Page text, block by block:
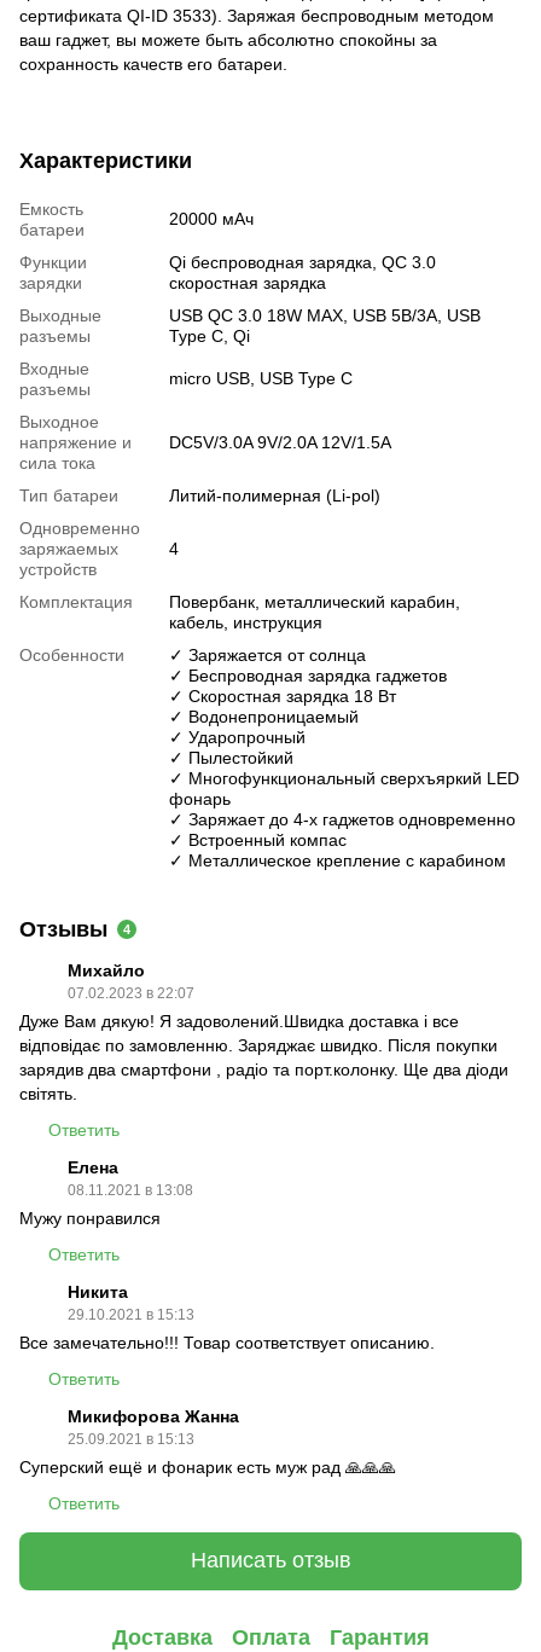
сертификата QI-ID 3533). Заряжая беспроводным методом
ваш гаджет, вы можете быть абсолютно спокойны за
сохранность качеств его батареи.
Характеристики
Емкость
батареи
20000 мАч
Функции
зарядки
Qi беспроводная зарядка, QC 3.0
скоростная зарядка
Выходные
разъемы
USB QC 3.0 18W MAX, USB 5В/3А, USB
Type C, Qi
Входные
разъемы
micro USB, USB Type C
Выходное
напряжение и
сила тока
DC5V/3.0A 9V/2.0A 12V/1.5A
Тип батареи
Литий-полимерная (Li-pol)
Одновременно
заряжаемых
устройств
4
Комплектация
Повербанк, металлический карабин,
кабель, инструкция
Особенности
✓ Заряжается от солнца
✓ Беспроводная зарядка гаджетов
✓ Скоростная зарядка 18 Вт
✓ Водонепроницаемый
✓ Ударопрочный
✓ Пылестойкий
✓ Многофункциональный сверхъяркий LED
фонарь
✓ Заряжает до 4-х гаджетов одновременно
✓ Встроенный компас
✓ Металлическое крепление с карабином
Отзывы 4
Михайло
07.02.2023 в 22:07
Дуже Вам дякую! Я задоволений.Швидка доставка і все
відповідає по замовленню. Заряджає швидко. Після покупки
зарядив два смартфони , радіо та порт.колонку. Ще два діоди
світять.
Ответить
Елена
08.11.2021 в 13:08
Мужу понравился
Ответить
Никита
29.10.2021 в 15:13
Все замечательно!!! Товар соответствует описанию.
Ответить
Микифорова Жанна
25.09.2021 в 15:13
Суперский ещё и фонарик есть муж рад 🙏🙏🙏
Ответить
Написать отзыв
Доставка Оплата Гарантия